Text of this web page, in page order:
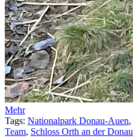
Mehr
Tags: Nationalpark Donau-Auen,
Team, Schloss Orth an der Donau